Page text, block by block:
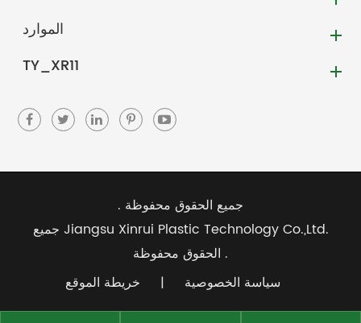
الموارد
TY_XR11
جميع الحقوق محفوظة .
Jiangsu Xinrui Plastic Technology Co.,Ltd. جميع
الحقوق محفوظة .
خريطة الموقع
| سياسة الخصوصية